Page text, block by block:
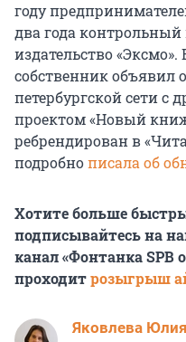
году
два года
издательство
собственник объявил
петербургской сети
проектом «Новый
ребрендирован в
подробнописала об
Хотите больше
подписывайтесь на
канал «Фонтанка SPB
проходитрозыгрыш
Яковлева Юлия